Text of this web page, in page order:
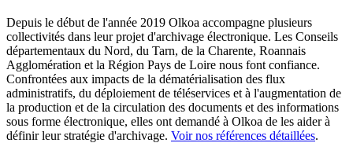
Depuis le début de l'année 2019 Olkoa accompagne plusieurs
collectivités dans leur projet d'archivage électronique. Les Conseils
départementaux du Nord, du Tarn, de la Charente, Roannais
Agglomération et la Région Pays de Loire nous font confiance.
Confrontées aux impacts de la dématérialisation des flux
administratifs, du déploiement de téléservices et à l'augmentation de
la production et de la circulation des documents et des informations
sous forme électronique, elles ont demandé à Olkoa de les aider à
définir leur stratégie d'archivage. Voir nos références détaillées.